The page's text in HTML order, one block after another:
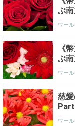
ぶ
ワー
《
ぶ
ワー
慈
ワー